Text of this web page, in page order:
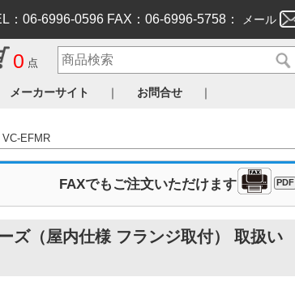
：06-6996-0596 FAX：06-6996-5758： メール
メーカーサイト ｜ お問合せ ｜
0 点
VC-EFMR
FAXでもご注文いただけます PDF
ズ（屋内仕様 フランジ取付） 取扱い